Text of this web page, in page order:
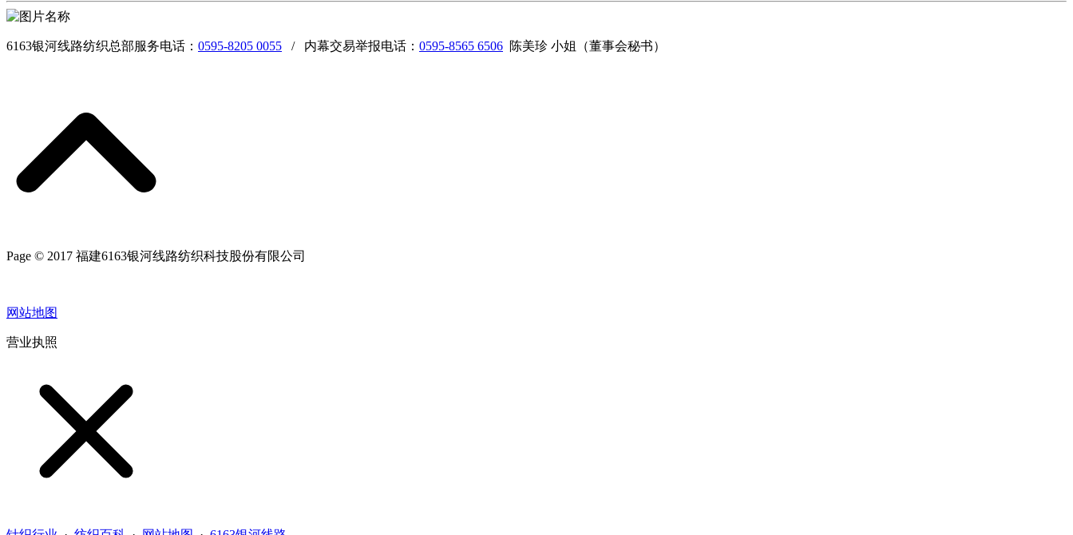
6163银河线路纺织总部服务电话： 0595-8205 0055 / 内幕交易举报电话： 0595-8565 6506 陈美珍 小姐（董事会秘书）
Page © 2017 福建6163银河线路纺织科技股份有限公司
网站地图
营业执照